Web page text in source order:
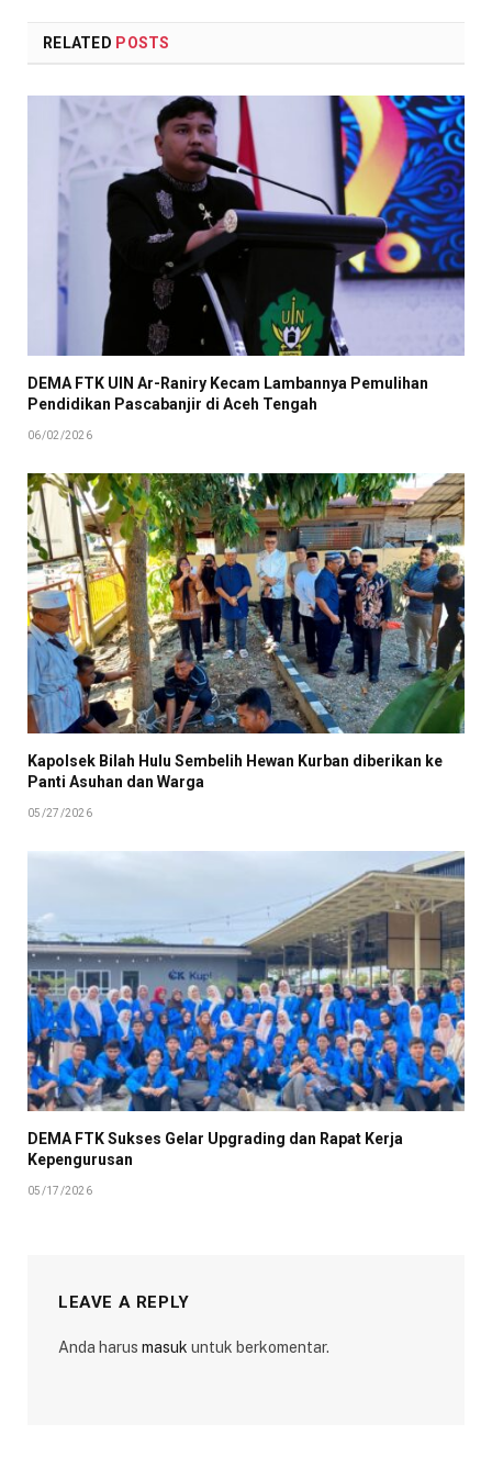
RELATED POSTS
DEMA FTK UIN Ar-Raniry Kecam Lambannya Pemulihan
Pendidikan Pascabanjir di Aceh Tengah
06/02/2026
Kapolsek Bilah Hulu Sembelih Hewan Kurban diberikan ke
Panti Asuhan dan Warga
05/27/2026
DEMA FTK Sukses Gelar Upgrading dan Rapat Kerja
Kepengurusan
05/17/2026
LEAVE A REPLY
Anda harus masuk untuk berkomentar.